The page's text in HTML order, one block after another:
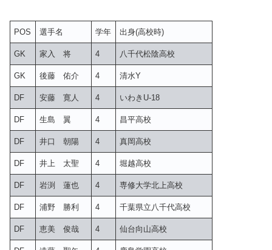
POS 選手名 学年 出身(高校時)
GK 家入 将 4 八千代松陰高校
GK 後藤 佑介 4 清水Y
DF 安藤 寛人 4 いわきU-18
DF 生島 翼 4 昌平高校
DF 井口 朝陽 4 真岡高校
DF 井上 太聖 4 堀越高校
DF 岩渕 蓮也 4 専修大学北上高校
DF 浦野 勝利 4 千葉県立八千代高校
DF 恵美 俊哉 4 仙台向山高校